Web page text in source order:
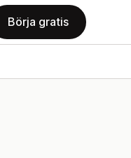
Börja gratis